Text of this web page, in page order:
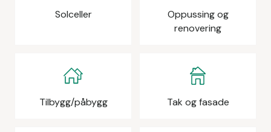
Solceller
Oppussing og
renovering
Tilbygg/påbygg Tak og fasade